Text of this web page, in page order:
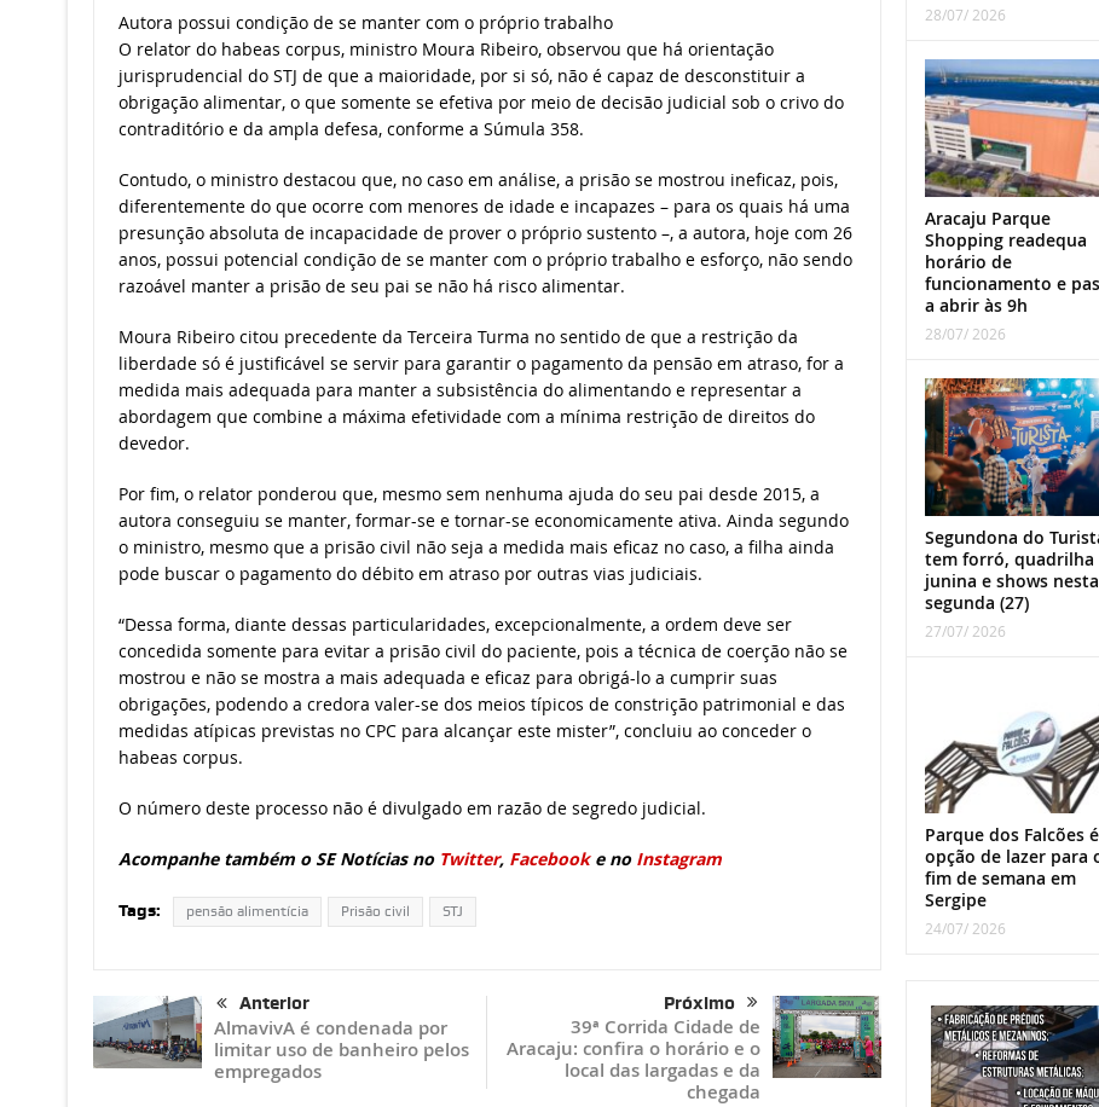
Autora possui condição de se manter com o próprio trabalho
O relator do habeas corpus, ministro Moura Ribeiro, observou que há orientação
jurisprudencial do STJ de que a maioridade, por si só, não é capaz de desconstituir a
obrigação alimentar, o que somente se efetiva por meio de decisão judicial sob o crivo do
contraditório e da ampla defesa, conforme a Súmula 358.
Contudo, o ministro destacou que, no caso em análise, a prisão se mostrou ineficaz, pois,
diferentemente do que ocorre com menores de idade e incapazes – para os quais há uma
presunção absoluta de incapacidade de prover o próprio sustento –, a autora, hoje com 26
anos, possui potencial condição de se manter com o próprio trabalho e esforço, não sendo
razoável manter a prisão de seu pai se não há risco alimentar.
Moura Ribeiro citou precedente da Terceira Turma no sentido de que a restrição da
liberdade só é justificável se servir para garantir o pagamento da pensão em atraso, for a
medida mais adequada para manter a subsistência do alimentando e representar a
abordagem que combine a máxima efetividade com a mínima restrição de direitos do
devedor.
Por fim, o relator ponderou que, mesmo sem nenhuma ajuda do seu pai desde 2015, a
autora conseguiu se manter, formar-se e tornar-se economicamente ativa. Ainda segundo
o ministro, mesmo que a prisão civil não seja a medida mais eficaz no caso, a filha ainda
pode buscar o pagamento do débito em atraso por outras vias judiciais.
“Dessa forma, diante dessas particularidades, excepcionalmente, a ordem deve ser
concedida somente para evitar a prisão civil do paciente, pois a técnica de coerção não se
mostrou e não se mostra a mais adequada e eficaz para obrigá-lo a cumprir suas
obrigações, podendo a credora valer-se dos meios típicos de constrição patrimonial e das
medidas atípicas previstas no CPC para alcançar este mister”, concluiu ao conceder o
habeas corpus.
O número deste processo não é divulgado em razão de segredo judicial.
Acompanhe também o SE Notícias no Twitter, Facebooke no Instagram
Tags: pensão alimentícia Prisão civil STJ
Anterior
AlmavivA é condenada por
limitar uso de banheiro pelos
empregados
Próximo
39ª Corrida Cidade de
Aracaju: confira o horário e o
local das largadas e da
chegada
28/07/ 2026
Aracaju Parque
Shopping readequa
horário de
funcionamento e
a abrir às 9h
28/07/ 2026
Segundona do
tem forró, quadrilha
junina e shows nesta
segunda (27)
27/07/ 2026
Parque dos Falcões é
opção de lazer para
fim de semana em
Sergipe
24/07/ 2026